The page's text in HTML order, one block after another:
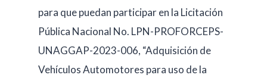
para que puedan participar en la Licitación
Pública Nacional No. LPN-PROFORCEPS-
UNAGGAP-2023-006, “Adquisición de
Vehículos Automotores para uso de la